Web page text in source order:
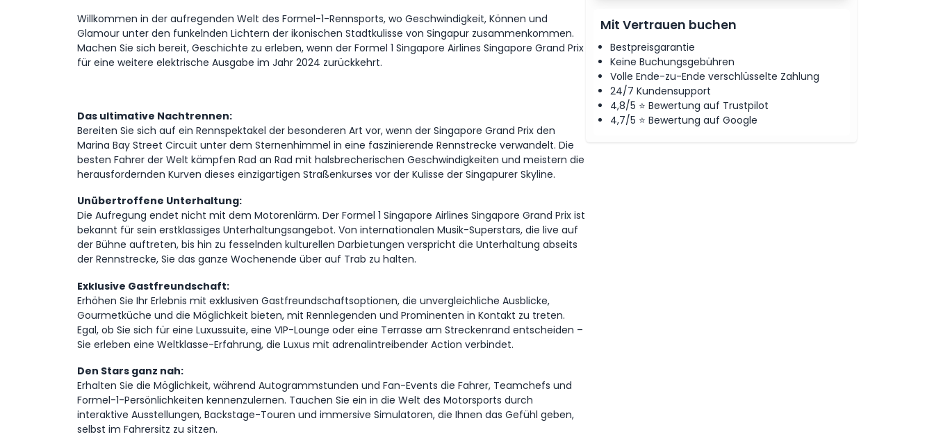
Willkommen in der aufregenden Welt des Formel-1-Rennsports, wo Geschwindigkeit, Können und
Glamour unter den funkelnden Lichtern der ikonischen Stadtkulisse von Singapur zusammenkommen.
Machen Sie sich bereit, Geschichte zu erleben, wenn der Formel 1 Singapore Airlines Singapore Grand Prix
für eine weitere elektrische Ausgabe im Jahr 2024 zurückkehrt.
Das ultimative Nachtrennen:
Bereiten Sie sich auf ein Rennspektakel der besonderen Art vor, wenn der Singapore Grand Prix den
Marina Bay Street Circuit unter dem Sternenhimmel in eine faszinierende Rennstrecke verwandelt. Die
besten Fahrer der Welt kämpfen Rad an Rad mit halsbrecherischen Geschwindigkeiten und meistern die
herausfordernden Kurven dieses einzigartigen Straßenkurses vor der Kulisse der Singapurer Skyline.
Unübertroffene Unterhaltung:
Die Aufregung endet nicht mit dem Motorenlärm. Der Formel 1 Singapore Airlines Singapore Grand Prix ist
bekannt für sein erstklassiges Unterhaltungsangebot. Von internationalen Musik-Superstars, die live auf
der Bühne auftreten, bis hin zu fesselnden kulturellen Darbietungen verspricht die Unterhaltung abseits
der Rennstrecke, Sie das ganze Wochenende über auf Trab zu halten.
Exklusive Gastfreundschaft:
Erhöhen Sie Ihr Erlebnis mit exklusiven Gastfreundschaftsoptionen, die unvergleichliche Ausblicke,
Gourmetküche und die Möglichkeit bieten, mit Rennlegenden und Prominenten in Kontakt zu treten.
Egal, ob Sie sich für eine Luxussuite, eine VIP-Lounge oder eine Terrasse am Streckenrand entscheiden –
Sie erleben eine Weltklasse-Erfahrung, die Luxus mit adrenalintreibender Action verbindet.
Den Stars ganz nah:
Erhalten Sie die Möglichkeit, während Autogrammstunden und Fan-Events die Fahrer, Teamchefs und
Formel-1-Persönlichkeiten kennenzulernen. Tauchen Sie ein in die Welt des Motorsports durch
interaktive Ausstellungen, Backstage-Touren und immersive Simulatoren, die Ihnen das Gefühl geben,
selbst im Fahrersitz zu sitzen.
Mit Vertrauen buchen
Bestpreisgarantie
Keine Buchungsgebühren
Volle Ende-zu-Ende verschlüsselte Zahlung
24/7 Kundensupport
4,8/5 ⭐ Bewertung auf Trustpilot
4,7/5 ⭐ Bewertung auf Google